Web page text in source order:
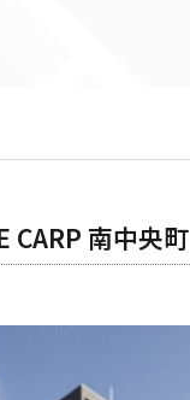
CARP 南中央町